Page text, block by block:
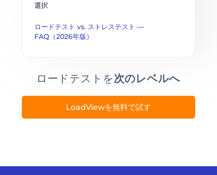
選択
ロードテスト vs. ストレステスト —
FAQ（2026年版）
ロードテストを次のレベルへ
LoadViewを無料で試す